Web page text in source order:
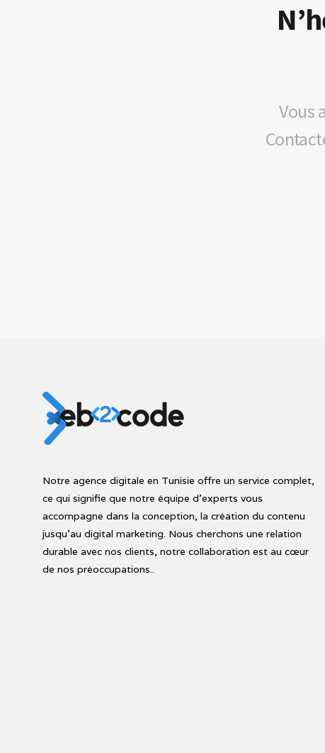
Vous
Notre agence digitale en Tunisie offre un service complet,
ce qui signifie que notre équipe d'experts vous
accompagne dans la conception, la création du contenu
jusqu'au digital marketing. Nous cherchons une relation
durable avec nos clients, notre collaboration est au cœur
de nos préoccupations..